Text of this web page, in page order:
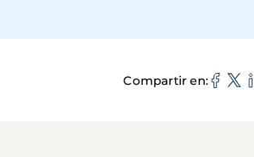
Compartir en